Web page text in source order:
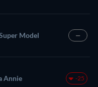
Model —
Annie -25